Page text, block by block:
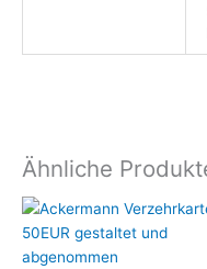
Ähnliche